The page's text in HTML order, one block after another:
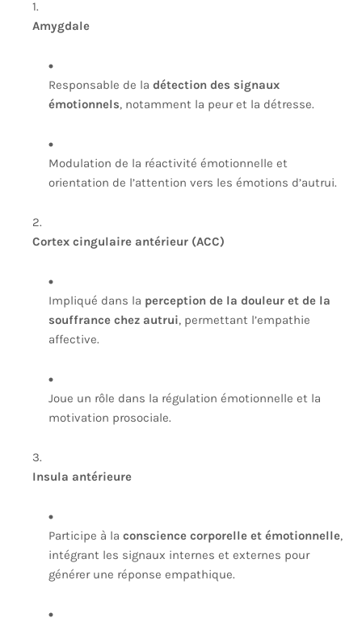
Amygdale
Responsable de la détection des signaux
émotionnels, notamment la peur et la détresse.
Modulation de la réactivité émotionnelle et
orientation de l’attention vers les émotions d’autrui.
Cortex cingulaire antérieur (ACC)
Impliqué dans la perception de la douleur et de la
souffrance chez autrui, permettant l’empathie
affective.
Joue un rôle dans la régulation émotionnelle et la
motivation prosociale.
Insula antérieure
Participe à la conscience corporelle et émotionnelle,
intégrant les signaux internes et externes pour
générer une réponse empathique.